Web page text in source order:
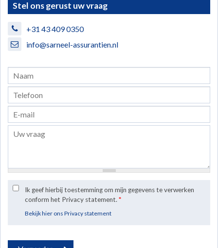
Stel ons gerust uw vraag
+31 43 409 0350
info@sarneel-assurantien.nl
Ik geef hierbij toestemming om mijn gegevens te verwerken
conform het Privacy statement.*
Bekijk hier ons Privacy statement